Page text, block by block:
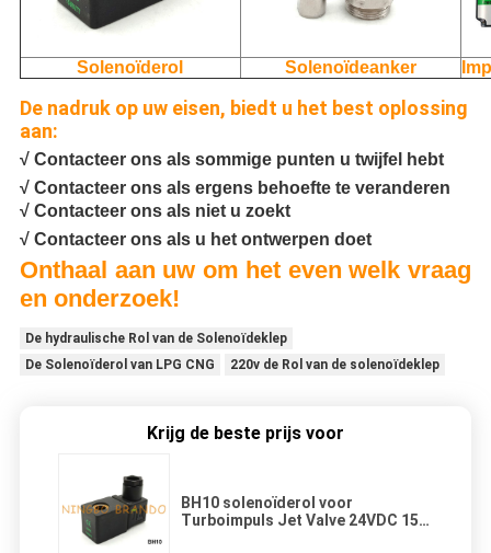
Solenoïderol Solenoïdeanker
De nadruk op uw eisen, biedt u het best oplossing
aan:
√ Contacteer ons als sommige punten u twijfel hebt
√ Contacteer ons als ergens behoefte te veranderen
√ Contacteer ons als niet u zoekt
√ Contacteer ons als u het ontwerpen doet
Onthaal aan uw om het even welk vraag
en onderzoek!
De hydraulische Rol van de Solenoïdeklep
De Solenoïderol van LPG CNG
220v de Rol van de solenoïdeklep
Krijg de beste prijs voor
BH10 solenoïderol voor
Turboimpuls Jet Valve 24VDC 15W